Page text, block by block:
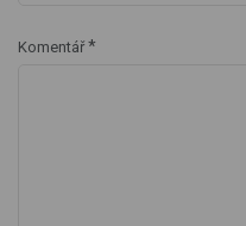
Komentář *